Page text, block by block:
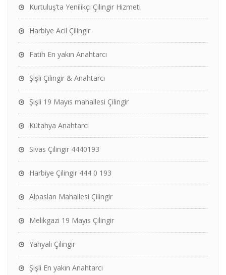
Kurtuluş’ta Yenilikçi Çilingir Hizmeti
Harbiye Acil Çilingir
Fatih En yakın Anahtarcı
Şişli Çilingir & Anahtarcı
Şişli 19 Mayıs mahallesi Çilingir
Kütahya Anahtarcı
Sivas Çilingir 4440193
Harbiye Çilingir 444 0 193
Alpaslan Mahallesi Çilingir
Melikgazi 19 Mayıs Çilingir
Yahyalı Çilingir
Şişli En yakın Anahtarcı